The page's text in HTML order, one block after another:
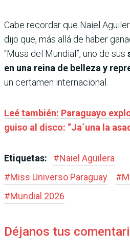
Cabe recordar que Naiel
dijo que, más allá de haber
“Musa del Mundial”, uno de sus
en una reina de belleza y
un certamen internacional.
Leé también: Paraguayo
guiso al disco: “Ja´una la
Etiquetas: #Naiel Aguilera
#Miss Universo Paraguay #
#Mundial 2026
Déjanos tus